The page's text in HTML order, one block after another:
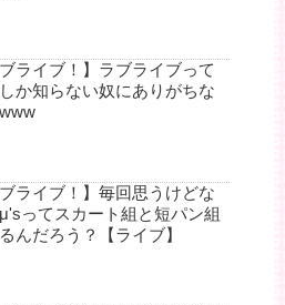
ブライブ！】ラブライブって
か知らない奴にありがちな
ブライブ！】毎回思うけどな
ってスカート組と短パン組
んだろう？【ライブ】